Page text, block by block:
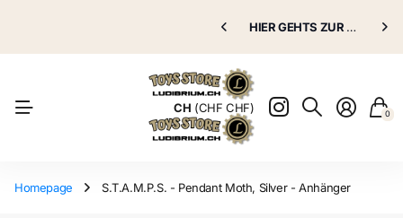
Puppenklinik HIER GEHTS ZUR
CH (CHF CHF) 0
Homepage S.T.A.M.P.S. - Pendant Moth, Silver - Anhänger